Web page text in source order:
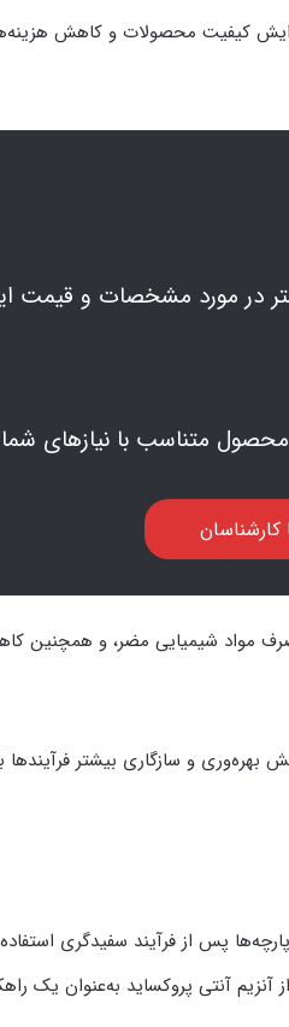
کیفیت محصولات و کاهش
در مورد مشخصات و
محصول متناسب با نیازهای
مواد شیمیایی مضر، و
بهره‌وری و سازگاری بیشتر
پارچه‌ها پس از فرآیند سفیدگری
آنتی پروکساید به‌عنوان یک